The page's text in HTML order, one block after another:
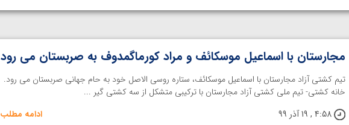
مجارستان با اسماعیل موسکائف و مراد کورماگمدوف به صربستان می رود
تیم کشتی آزاد مجارستان با اسماعیل موسکائف، ستاره روسی الاصل خود به حام جهانی صربستان می رود.
خانه کشتی- تیم ملی کشتی آزاد مجارستان با ترکیبی متشکل از سه کشتی گیر ...
4:58 , 19 آذر 99
ادامه مطلب